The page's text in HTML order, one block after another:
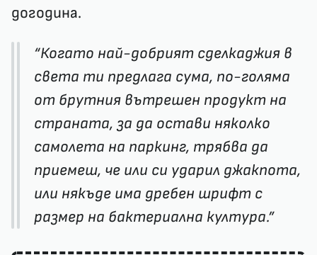
догодина.
“Когато най-добрият сделкаджия в
света ти предлага сума, по-голяма
от брутния вътрешен продукт на
страната, за да остави няколко
самолета на паркинг, трябва да
приемеш, че или си ударил джакпота,
или някъде има дребен шрифт с
размер на бактериална култура.”